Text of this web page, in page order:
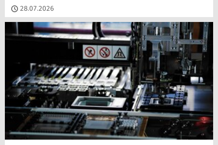
28.07.2026